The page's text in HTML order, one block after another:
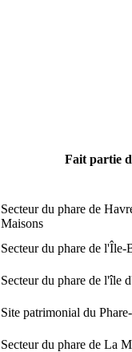
Fait partie
Secteur du phare de
Maisons
Secteur du phare de l'Île-
Secteur du phare de l'île
Site patrimonial du
Secteur du phare de La